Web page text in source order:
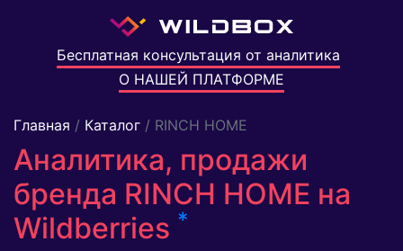
Бесплатная консультация от аналитика
О НАШЕЙ ПЛАТФОРМЕ
Главная / Каталог / RINCH HOME
Аналитика, продажи
бренда RINCH HOME на
Wildberries *